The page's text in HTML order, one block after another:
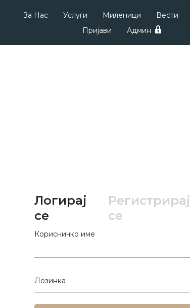
За Нас Услуги Миленици Вести
Пријави
Админ
Логирај
се
Регистрирај
се
Корисничко име
Лозинка